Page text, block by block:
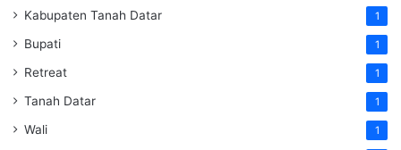
Kabupaten Tanah Datar 1
Bupati 1
Retreat 1
Tanah Datar 1
Wali 1